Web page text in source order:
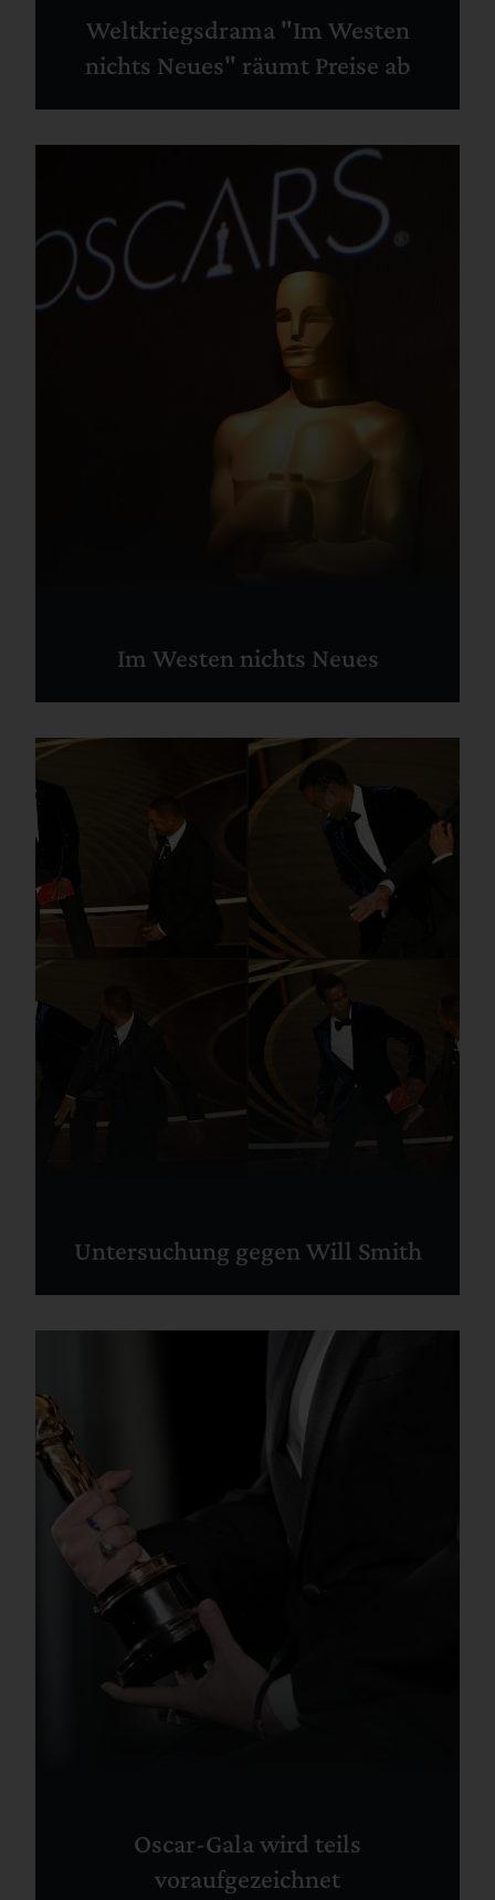
Weltkriegsdrama "Im Westen
nichts Neues" räumt Preise ab
Im Westen nichts Neues
Untersuchung gegen Will Smith
Oscar-Gala wird teils
voraufgezeichnet